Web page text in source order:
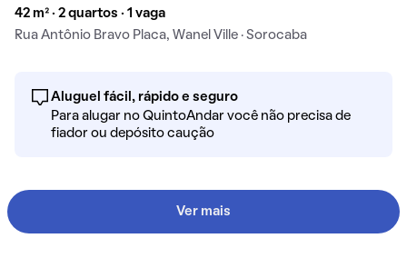
42 m² · 2 quartos · 1 vaga
Rua Antônio Bravo Placa, Wanel Ville · Sorocaba
Aluguel fácil, rápido e seguro
Para alugar no QuintoAndar você não precisa de
fiador ou depósito caução
Ver mais